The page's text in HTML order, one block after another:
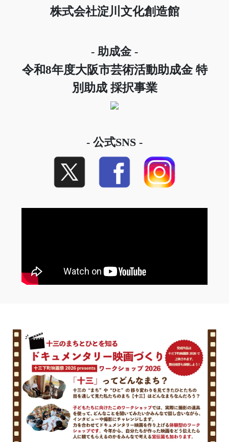
株式会社淀川文化創造館
- 助成金 -
令和8年度大阪市芸術活動助成金 特
別助成 採択事業
- 公式SNS -